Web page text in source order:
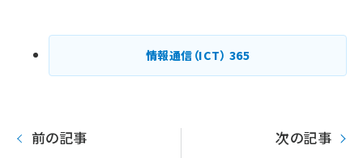
ジ
送
情報通信（ICT） 365
前の記事 次の記事